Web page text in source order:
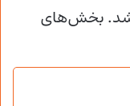
بخش‌های